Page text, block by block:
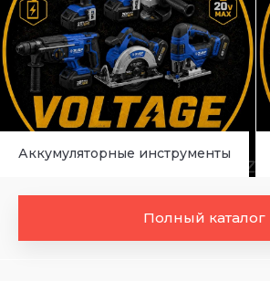
Аккумуляторные инструменты
Полный каталог